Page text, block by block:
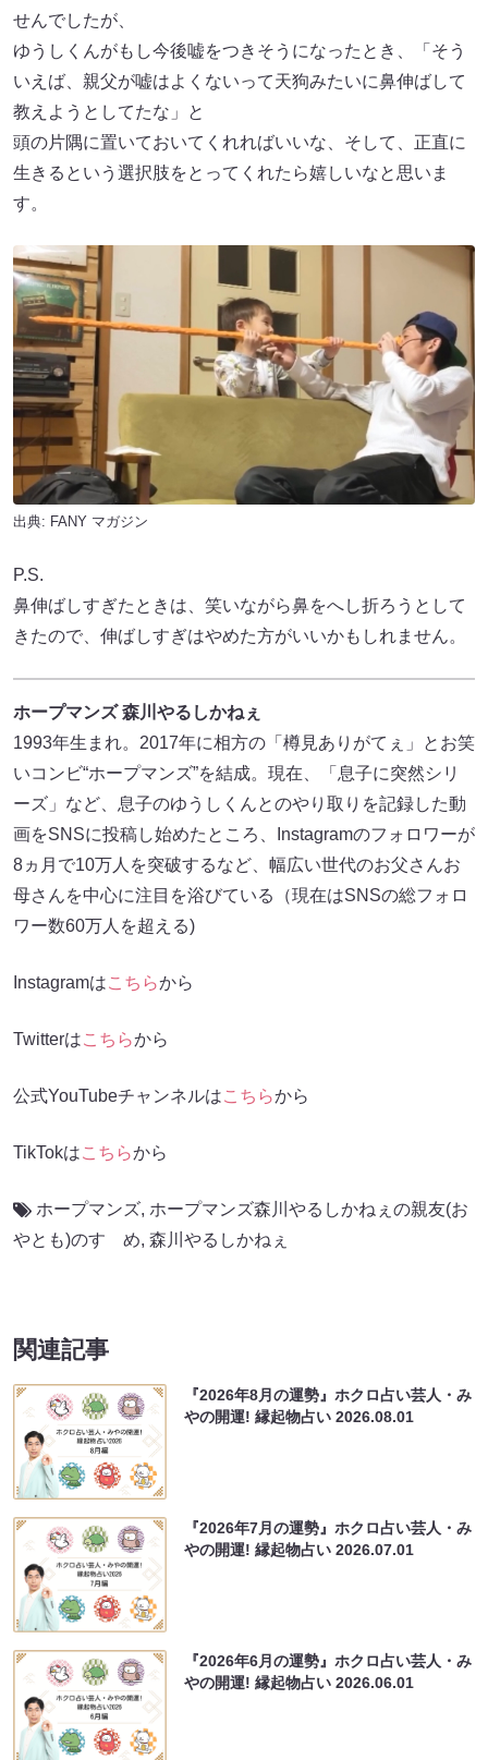
せんでしたが、
ゆうしくんがもし今後嘘をつきそうになったとき、「そう
いえば、親父が嘘はよくないって天狗みたいに鼻伸ばして
教えようとしてたな」と
頭の片隅に置いておいてくれればいいな、そして、正直に
生きるという選択肢をとってくれたら嬉しいなと思いま
す。
出典: FANY マガジン
P.S.
鼻伸ばしすぎたときは、笑いながら鼻をへし折ろうとして
きたので、伸ばしすぎはやめた方がいいかもしれません。
ホープマンズ 森川やるしかねぇ
1993年生まれ。2017年に相方の「樽見ありがてぇ」とお笑
いコンビ“ホープマンズ”を結成。現在、「息子に突然シリ
ーズ」など、息子のゆうしくんとのやり取りを記録した動
画をSNSに投稿し始めたところ、Instagramのフォロワーが
8ヵ月で10万人を突破するなど、幅広い世代のお父さんお
母さんを中心に注目を浴びている（現在はSNSの総フォロ
ワー数60万人を超える)
Instagramはこちらから
Twitterはこちらから
公式YouTubeチャンネルはこちらから
TikTokはこちらから
ホープマンズ, ホープマンズ森川やるしかねぇの親友(お
やとも)のすゝめ, 森川やるしかねぇ
関連記事
『2026年8月の運勢』ホクロ占い芸人・み
やの開運! 縁起物占い2026.08.01
『2026年7月の運勢』ホクロ占い芸人・み
やの開運! 縁起物占い2026.07.01
『2026年6月の運勢』ホクロ占い芸人・み
やの開運! 縁起物占い2026.06.01